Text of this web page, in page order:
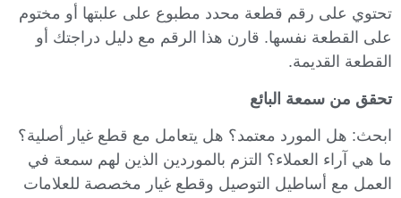
تحتوي على رقم قطعة محدد مطبوع على علبتها أو مختوم
على القطعة نفسها. قارن هذا الرقم مع دليل دراجتك أو
القطعة القديمة.
تحقق من سمعة البائع
ابحث: هل المورد معتمد؟ هل يتعامل مع قطع غيار أصلية؟
ما هي آراء العملاء؟ التزم بالموردين الذين لهم سمعة في
العمل مع أساطيل التوصيل وقطع غيار مخصصة للعلامات